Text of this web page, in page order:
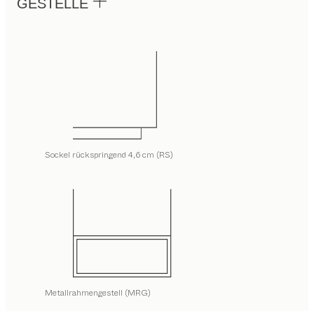
GESTELLE
Sockel rückspringend 4,6 cm (RS)
Metallrahmengestell (MRG)